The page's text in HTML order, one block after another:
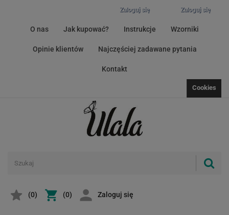
Zaloguj się
Zaloguj się
O nas Jak kupować? Instrukcje Wzorniki
Opinie klientów Najczęściej zadawane pytania
Kontakt
Cookies
(0) (0) Zaloguj się